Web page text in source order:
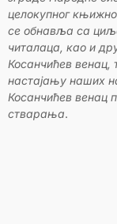
целокупног
се обнавља са
читалаца, као и
Косанчићев
настајању наших
Косанчићев венац
стварања.